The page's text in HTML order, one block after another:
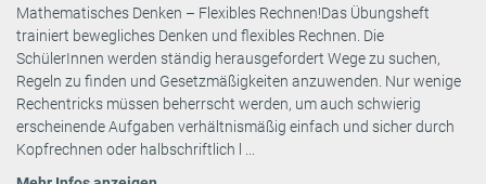
Mathematisches Denken – Flexibles Rechnen!Das Übungsheft
trainiert bewegliches Denken und flexibles Rechnen. Die
SchülerInnen werden ständig herausgefordert Wege zu suchen,
Regeln zu finden und Gesetzmäßigkeiten anzuwenden. Nur wenige
Rechentricks müssen beherrscht werden, um auch schwierig
erscheinende Aufgaben verhältnismäßig einfach und sicher durch
Kopfrechnen oder halbschriftlich l ...